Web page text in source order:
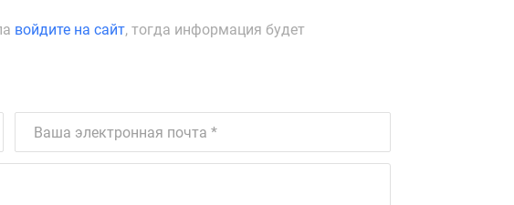
войдите на сайт, тогда информация будет